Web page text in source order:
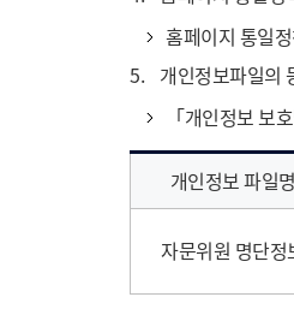
홈페이지 통일
5. 개인정보파일의
「개인정보 보
개인정보 파일명
자문위원 명단정